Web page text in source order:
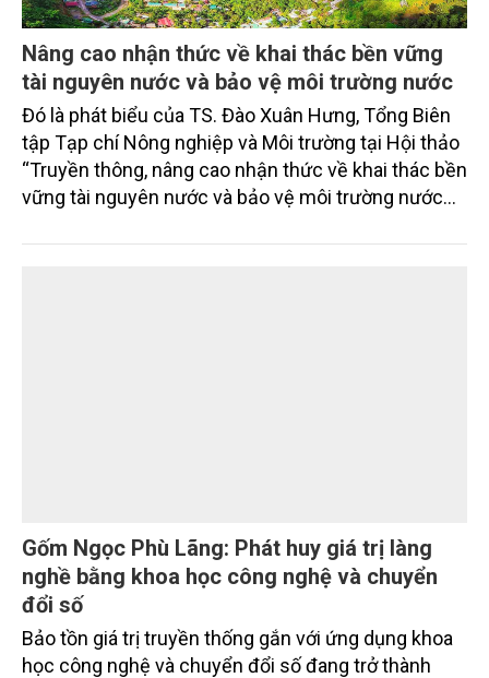
Nâng cao nhận thức về khai thác bền vững
tài nguyên nước và bảo vệ môi trường nước
Đó là phát biểu của TS. Đào Xuân Hưng, Tổng Biên
tập Tạp chí Nông nghiệp và Môi trường tại Hội thảo
“Truyền thông, nâng cao nhận thức về khai thác bền
vững tài nguyên nước và bảo vệ môi trường nước
trường phối hợp với Sở Nông nghiệp và Môi trường
Gốm Ngọc Phù Lãng: Phát huy giá trị làng
nghề bằng khoa học công nghệ và chuyển
đổi số
Bảo tồn giá trị truyền thống gắn với ứng dụng khoa
học công nghệ và chuyển đổi số đang trở thành